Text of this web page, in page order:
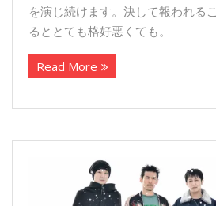
を演じ続けます。決して報われる
るととても格好悪くても。
Read More